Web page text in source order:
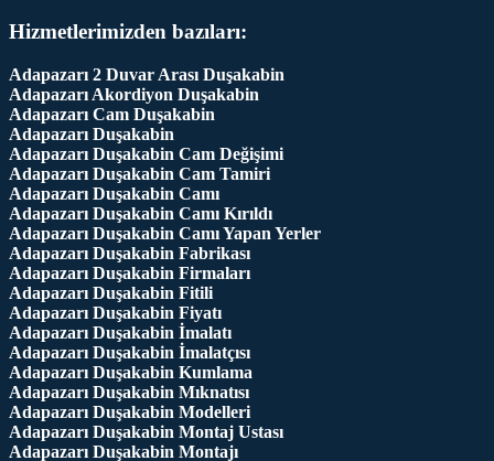
Hizmetlerimizden bazıları:
Adapazarı 2 Duvar Arası Duşakabin
Adapazarı Akordiyon Duşakabin
Adapazarı Cam Duşakabin
Adapazarı Duşakabin
Adapazarı Duşakabin Cam Değişimi
Adapazarı Duşakabin Cam Tamiri
Adapazarı Duşakabin Camı
Adapazarı Duşakabin Camı Kırıldı
Adapazarı Duşakabin Camı Yapan Yerler
Adapazarı Duşakabin Fabrikası
Adapazarı Duşakabin Firmaları
Adapazarı Duşakabin Fitili
Adapazarı Duşakabin Fiyatı
Adapazarı Duşakabin İmalatı
Adapazarı Duşakabin İmalatçısı
Adapazarı Duşakabin Kumlama
Adapazarı Duşakabin Mıknatısı
Adapazarı Duşakabin Modelleri
Adapazarı Duşakabin Montaj Ustası
Adapazarı Duşakabin Montajı